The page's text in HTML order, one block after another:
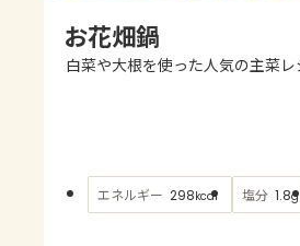
よくあるお問い合わせ
AJINOMOTO PARK とは
お花畑鍋
白菜や大根を使った人気の主菜レ
エネルギー 298kcal 塩分 1.8g